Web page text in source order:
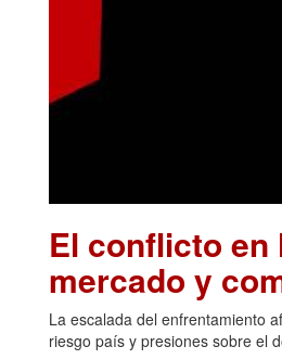
El conflicto en
mercado y
La escalada del enfrentamiento
riesgo país y presiones sobre el